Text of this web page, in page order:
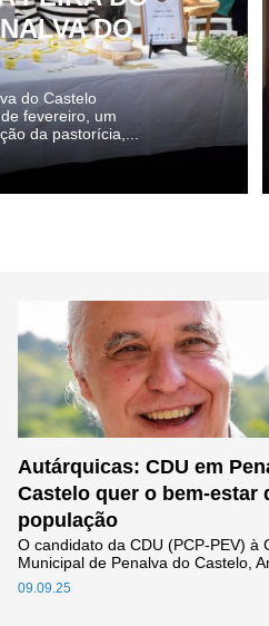
DO
do Castelo
fevereiro, um
da pastorícia,...
Autárquicas: CDU em
Castelo quer o bem-estar
população
09.09.25
O candidato da CDU (PCP-PEV) à
Municipal de Penalva do Castelo,